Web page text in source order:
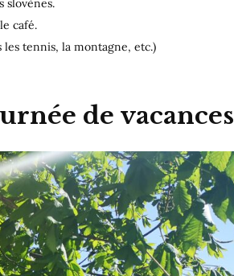
slovènes.
café.
tennis, la montagne, etc.)
de vacances